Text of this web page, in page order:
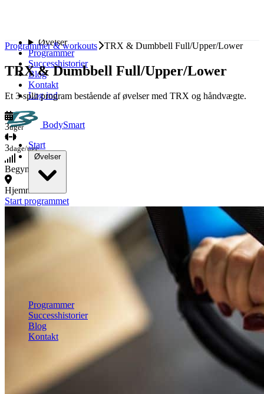
Øvelser
Programmer
Successhistorier
Blog
Kontakt
Log ind
BodySmart
Start
Øvelser
Bryst
Ryg
Skuldre
Biceps
Programmer
Successhistorier
Blog
Kontakt
Kom i gang gratis
Programmer & workouts TRX & Dumbbell Full/Upper/Lower
TRX & Dumbbell Full/Upper/Lower
Et 3-split program bestående af øvelser med TRX og håndvægte.
3uger
3dage/uge
Begynder
Hjemme
Start programmet